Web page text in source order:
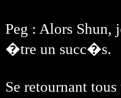
Peg : Alors Shun,
�tre un succ�s.
Se retournant